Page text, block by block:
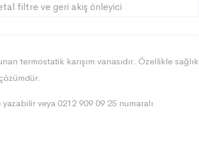
filtre ve geri akış önleyici
termostatik karışım vanasıdır. Özellikle sağlık
veya 0212 909 09 25 numaralı